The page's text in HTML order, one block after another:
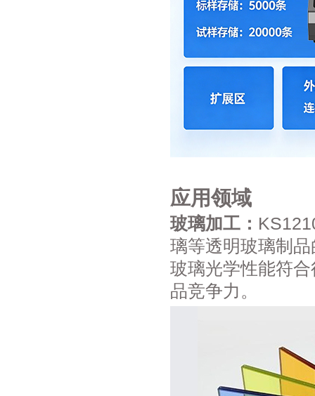
应用领域
玻璃加工：
璃等透明玻璃制
玻璃光学性能符
品竞争力。